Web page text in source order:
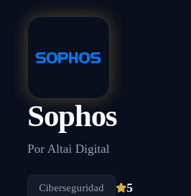
Sophos
Por Altai Digital
Ciberseguridad 5